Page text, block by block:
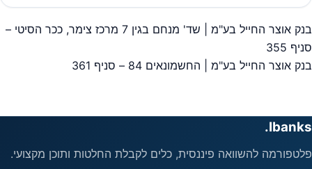
ניווט
בנק אוצר החייל בע"מ | שד' מנחם בגין 7 מרכז צימר, ככר הסיטי –
סניף 355
בנק אוצר החייל בע"מ | החשמונאים 84 – סניף 361
Ibanks.
פלטפורמה להשוואה פיננסית, כלים לקבלת החלטות ותוכן מקצועי.